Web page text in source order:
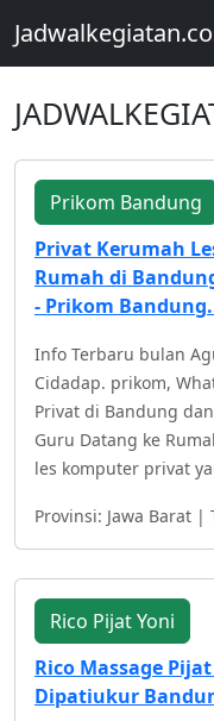
Prikom Bandung
Privat Kerumah
Rumah di
- Prikom
Info Terbaru bulan
Cidadap. prikom,
Privat di Bandung
Guru Datang ke
les komputer privat
Provinsi: Jawa Barat |
Rico Pijat Yoni
Rico Massage
Dipatiukur